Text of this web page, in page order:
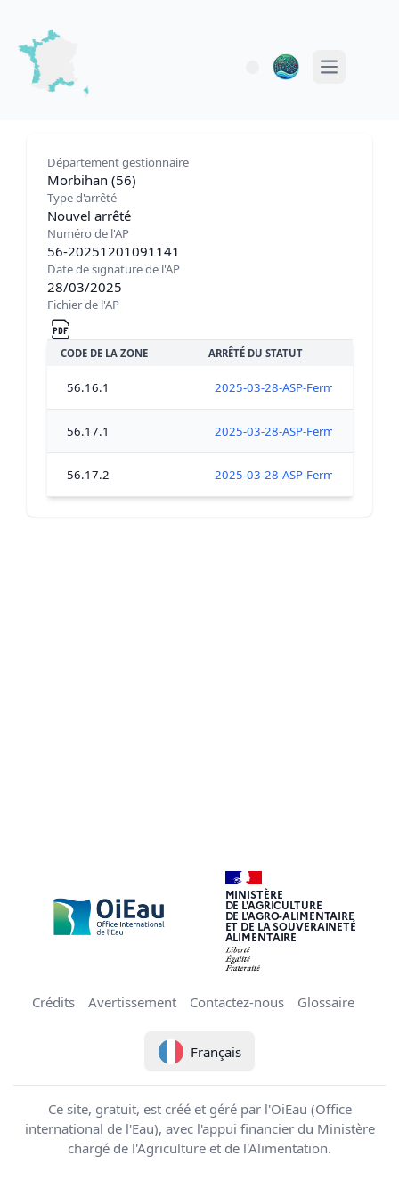
Open main
Département gestionnaire
Morbihan (56)
Type d'arrêté
Nouvel arrêté
Numéro de l'AP
56-20251201091141
Date de signature de l'AP
28/03/2025
Fichier de l'AP
CODE DE LA ZONE ARRÊTÉ DU STATUT
56.16.1 2025-03-28-ASP-Fermeture-tous-
56.17.1 2025-03-28-ASP-Fermeture-tous-
56.17.2 2025-03-28-ASP-Fermeture-tous-
MINISTÈRE
DE L'AGRICULTURE
DE L'AGRO-ALIMENTAIRE
ET DE LA SOUVERAINETÉ
ALIMENTAIRE
Crédits Avertissement Contactez-nous Glossaire
Français
Ce site, gratuit, est créé et géré par l'OiEau (Office
international de l'Eau), avec l'appui financier du Ministère
chargé de l'Agriculture et de l'Alimentation.